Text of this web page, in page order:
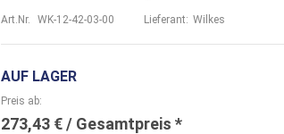
Art.Nr. WK-12-42-03-00 Lieferant: Wilkes
AUF LAGER
Preis ab
273,43 €